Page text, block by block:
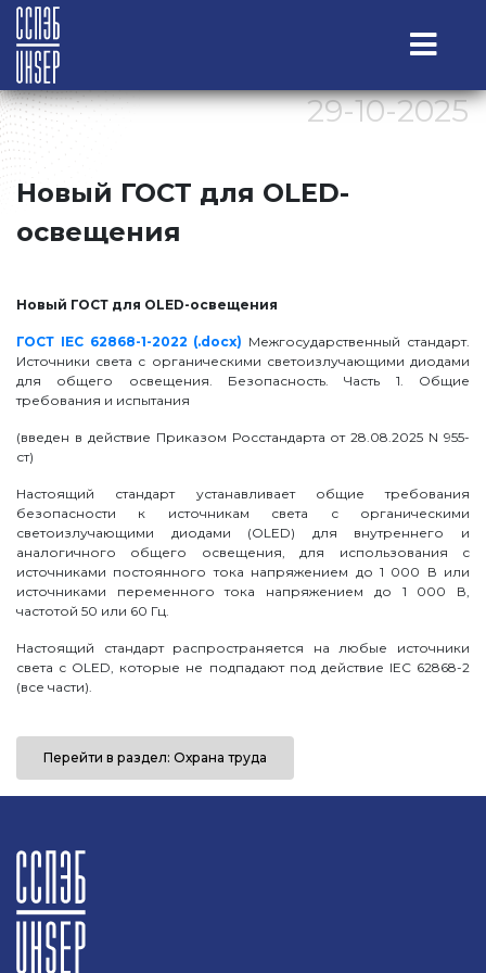
29-10-2025
Новый ГОСТ для OLED-
освещения
Новый ГОСТ для OLED-освещения
ГОСТ IEC 62868-1-2022 (.docx) Межгосударственный стандарт.
Источники света с органическими светоизлучающими диодами
для общего освещения. Безопасность. Часть 1. Общие
требования и испытания
(введен в действие Приказом Росстандарта от 28.08.2025 N 955-
ст)
Настоящий стандарт устанавливает общие требования
безопасности к источникам света с органическими
светоизлучающими диодами (OLED) для внутреннего и
аналогичного общего освещения, для использования с
источниками постоянного тока напряжением до 1 000 В или
источниками переменного тока напряжением до 1 000 В,
частотой 50 или 60 Гц.
Настоящий стандарт распространяется на любые источники
света с OLED, которые не подпадают под действие IEC 62868-2
(все части).
Перейти в раздел: Охрана труда